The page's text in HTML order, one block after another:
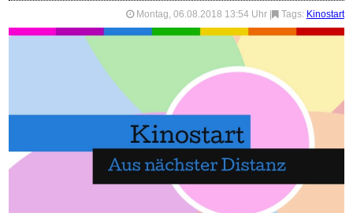
Montag, 06.08.2018 13:54 Uhr Tags: Kinostart